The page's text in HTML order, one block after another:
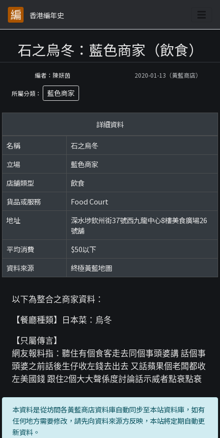
香港編年史
石之烏冬：藍色商家（飲食）
編者：陳妍茵 2020-01-13（黃藍商店）
所屬分類： 藍色商家
詳細資料
名稱
石之烏冬
立場
藍色商家
店舖類型
飲食
貨品或服務
Food Court
地址
深水埗欽州街37號西九龍中心8樓美食廣場26
號舖
平均消費
$50以下
資料來源
終極黃藍地圖
以下為整合之商家資料：
【餐廳種類】日本菜：烏冬
【只屬傳言】
網友報料指：聽住有個食客走去同個事頭婆講 話個事
頭婆之前話後生仔收左錢去出去 又話蘋果個老闆都收
左美國錢 跟住2個大大聲係度討論話示威者點衰點衰
本資料是從坊間各黃藍商店資料庫自動同步至本站資料庫，如有
任何地方需要修改，請先向資料來源方反映，本站將定期自動更
新資料。